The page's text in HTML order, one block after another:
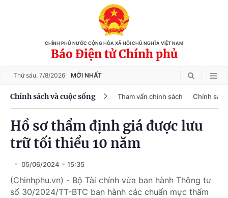
CHÍNH PHỦ NƯỚC CỘNG HÒA XÃ HỘI CHỦ NGHĨA VIỆT NAM
Báo Điện tử Chính phủ
Thứ sáu, 7/8/2026 MỚI NHẤT
Chính sách và cuộc sống Tham vấn chính sách Chính
Hồ sơ thẩm định giá được lưu
trữ tối thiểu 10 năm
05/06/2024 15:35
(Chinhphu.vn) - Bộ Tài chính vừa ban hành Thông tư
số 30/2024/TT-BTC ban hành các chuẩn mực thẩm